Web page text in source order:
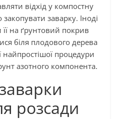
відхід у компостну
заварку. Іноді
на ґрунтовий покрив
біля плодового дерева
найпростішої процедури
азотного компонента.
розсади